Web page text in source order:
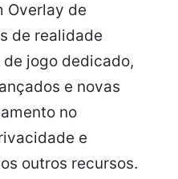
Overlay de
de realidade
jogo dedicado,
e novas
no
e
outros recursos.